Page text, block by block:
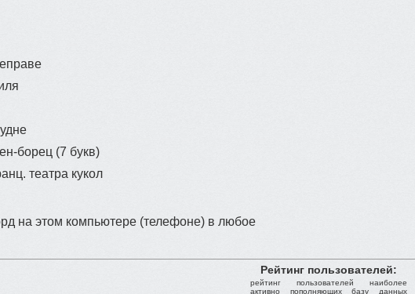
бopeц (7 букв)
театра кукол
на этом компьютере (телефоне) в любое
Рейтинг пользователей:
рейтинг пользователей наиболее
активно пополняющих базу данных